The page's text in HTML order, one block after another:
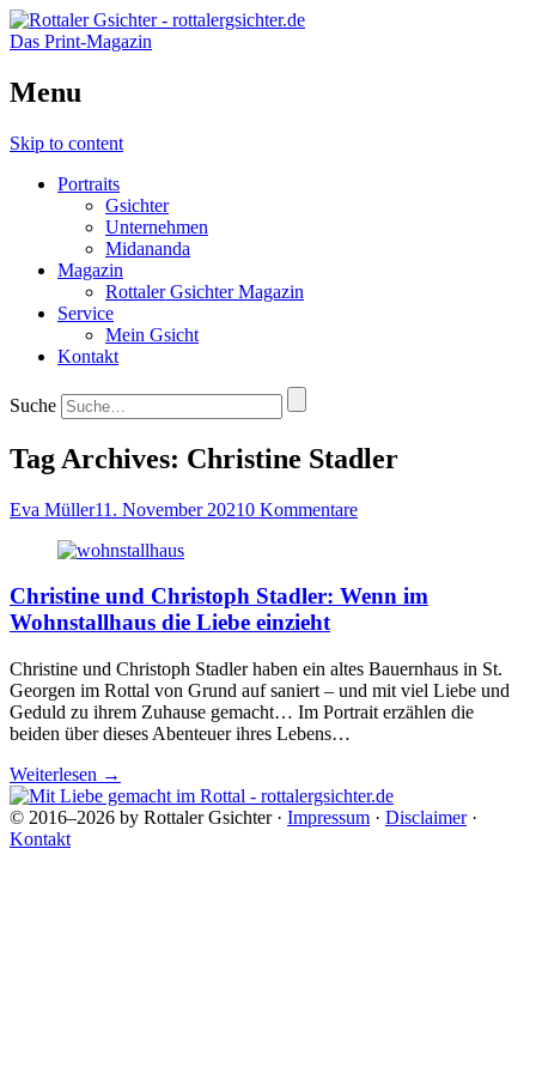
Das Print-Magazin
Menu
Skip to content
Portraits
Gsichter
Unternehmen
Midananda
Magazin
Rottaler Gsichter Magazin
Service
Mein Gsicht
Kontakt
Suche
Tag Archives: Christine Stadler
Eva Müller11. November 20210 Kommentare
Christine und Christoph Stadler: Wenn im
Wohnstallhaus die Liebe einzieht
Christine und Christoph Stadler haben ein altes Bauernhaus in St.
Georgen im Rottal von Grund auf saniert – und mit viel Liebe und
Geduld zu ihrem Zuhause gemacht… Im Portrait erzählen die
beiden über dieses Abenteuer ihres Lebens…
Weiterlesen →
© 2016–2026 by Rottaler Gsichter · Impressum · Disclaimer·
Kontakt